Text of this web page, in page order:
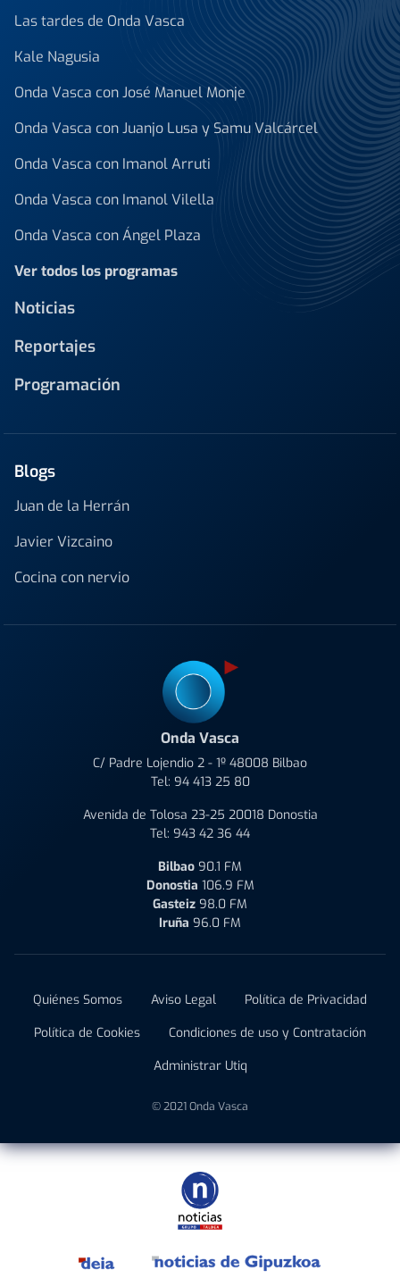
Las tardes de Onda Vasca
Kale Nagusia
Onda Vasca con José Manuel Monje
Onda Vasca con Juanjo Lusa y Samu Valcárcel
Onda Vasca con Imanol Arruti
Onda Vasca con Imanol Vilella
Onda Vasca con Ángel Plaza
Ver todos los programas
Noticias
Reportajes
Programación
Blogs
Juan de la Herrán
Javier Vizcaino
Cocina con nervio
Onda Vasca
C/ Padre Lojendio 2 - 1º 48008 Bilbao
Tel: 94 413 25 80
Avenida de Tolosa 23-25 20018 Donostia
Tel: 943 42 36 44
Bilbao 90.1 FM
Donostia 106.9 FM
Gasteiz 98.0 FM
Iruña 96.0 FM
Quiénes Somos Aviso Legal
Política de Privacidad
Política de Cookies
Condiciones de uso y Contratación
Administrar Utiq
© 2021 Onda Vasca